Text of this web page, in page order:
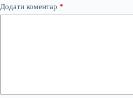
Додати коментар *